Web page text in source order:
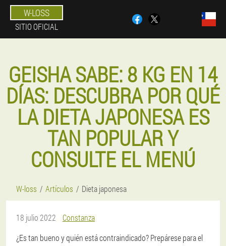
W-LOSS
SITIO OFICIAL
GEISHA SABE: 8 KG EN 14
DÍAS: DESCUBRA POR QUÉ
LA DIETA JAPONESA ES
TAN POPULAR Y
CONSULTE EL MENÚ
W-loss Artículos Dieta japonesa
18 julio 2022
Constanza
¿Es tan bueno y quién está contraindicado? Prepárese para el